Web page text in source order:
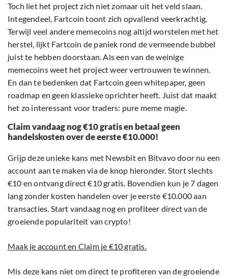
Toch liet het project zich niet zomaar uit het veld slaan.
Integendeel, Fartcoin toont zich opvallend veerkrachtig.
Terwijl veel andere memecoins nog altijd worstelen met het
herstel, lijkt Fartcoin de paniek rond de vermeende bubbel
juist te hebben doorstaan. Als een van de weinige
memecoins weet het project weer vertrouwen te winnen.
En dan te bedenken dat Fartcoin geen whitepaper, geen
roadmap en geen klassieke oprichter heeft. Juist dat maakt
het zo interessant voor traders: pure meme magie.
Claim vandaag nog €10 gratis en betaal geen
handelskosten over de eerste €10.000!
Grijp deze unieke kans met Newsbit en Bitvavo door nu een
account aan te maken via de knop hieronder. Stort slechts
€10 en ontvang direct €10 gratis. Bovendien kun je 7 dagen
lang zonder kosten handelen over je eerste €10.000 aan
transacties. Start vandaag nog en profiteer direct van de
groeiende populariteit van crypto!
Maak je account en Claim je €10 gratis.
Mis deze kans niet om direct te profiteren van de groeiende